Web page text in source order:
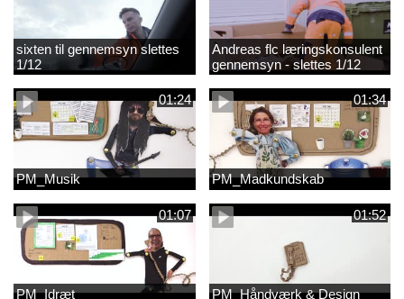
sixten til gennemsyn slettes
1/12
Andreas flc læringskonsulent
gennemsyn - slettes 1/12
01:24
PM_Musik
01:34
PM_Madkundskab
01:07
PM_Idræt
01:52
PM_Håndværk & Design